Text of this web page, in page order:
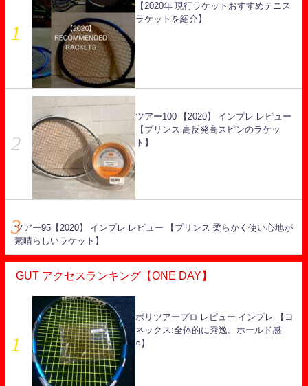
【2020年 現行ラケットおすすめテニス
ラケットを紹介】
ツアー100 【2020】 インプレ レビュー
【プリンス 高反発高スピンのラケッ
ト】
ツアー95【2020】 インプレ レビュー 【プリンス 柔らかく使い心地が
素晴らしいラケット】
GUT アクセスランキング【ONE DAY】
ポリツアープロ レビュー インプレ 【ヨ
ネックス:全体的に秀逸。ホールド感
○】